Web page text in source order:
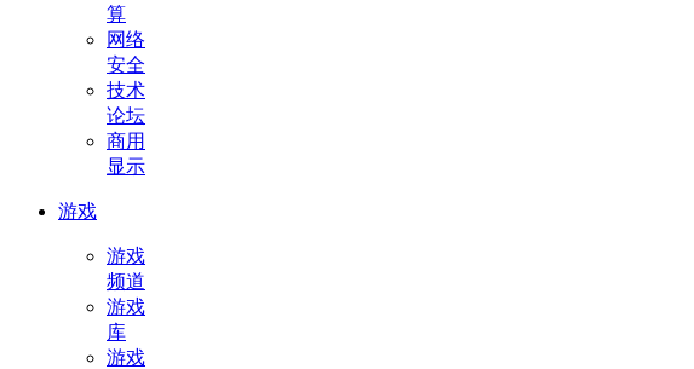
算
网络
安全
技术
论坛
商用
显示
游戏
游戏
频道
游戏
库
游戏